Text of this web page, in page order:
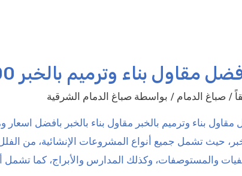
مقاول بناء وترميم بالخبر 0509208300
/صباغ الدمام / بواسطة صباغ الدمام الشرقية
بناء وترميم بالخبر مقاول بناء بالخبر بافضل
حيث تشمل جميع أنواع المشروعات الإنشائية، من
والمستوصفات، وكذلك المدارس والأبراج، كما تشمل